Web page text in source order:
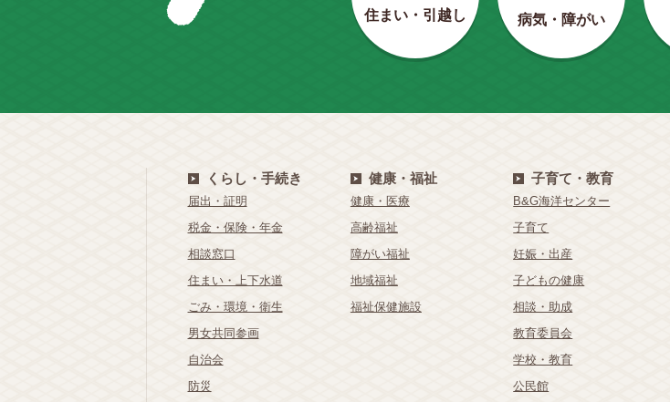
住まい・引越し 病気・障がい
くらし・手続き
届出・証明
税金・保険・年金
相談窓口
住まい・上下水道
ごみ・環境・衛生
男女共同参画
自治会
防災
健康・福祉
健康・医療
高齢福祉
障がい福祉
地域福祉
福祉保健施設
子育て・教育
B&G海洋センター
子育て
妊娠・出産
子どもの健康
相談・助成
教育委員会
学校・教育
公民館